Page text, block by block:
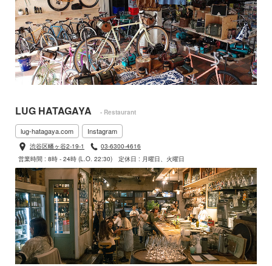
LUG HATAGAYA - Restaurant
lug-hatagaya.com Instagram
渋谷区幡ヶ谷2-19-1
03-6300-4616
営業時間 : 8時 - 24時 (L.O. 22:30)
定休日 : 月曜日、火曜日